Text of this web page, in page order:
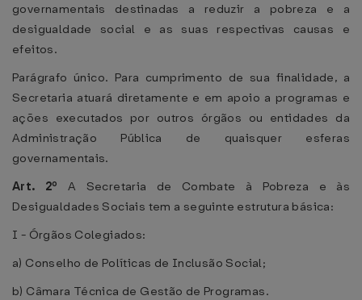
governamentais destinadas a reduzir a pobreza e a
desigualdade social e as suas respectivas causas e
efeitos.
Parágrafo único. Para cumprimento de sua finalidade, a
Secretaria atuará diretamente e em apoio a programas e
ações executados por outros órgãos ou entidades da
Administração Pública de quaisquer esferas
governamentais.
Art. 2º A Secretaria de Combate à Pobreza e às
Desigualdades Sociais tem a seguinte estrutura básica:
I - Órgãos Colegiados:
a) Conselho de Políticas de Inclusão Social;
b) Câmara Técnica de Gestão de Programas.